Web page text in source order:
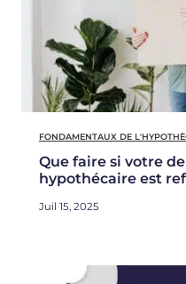
FONDAMENTAUX DE
Que faire si votre
hypothécaire est
Juil 15, 2025